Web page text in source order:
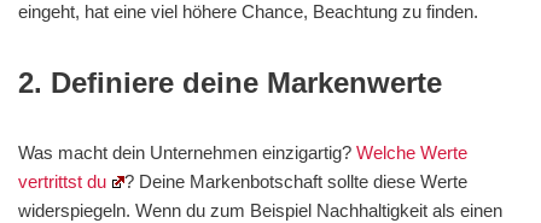
eingeht, hat eine viel höhere Chance, Beachtung zu finden.
2. Definiere deine Markenwerte
Was macht dein Unternehmen einzigartig? Welche Werte
vertrittst du
? Deine Markenbotschaft sollte diese Werte
widerspiegeln. Wenn du zum Beispiel Nachhaltigkeit als einen